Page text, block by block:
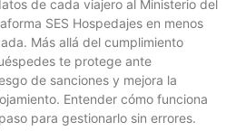
de cada viajero al Ministerio del
SES Hospedajes en menos
Más allá del cumplimiento
te protege ante
de sanciones y mejora la
Entender cómo funciona
para gestionarlo sin errores.